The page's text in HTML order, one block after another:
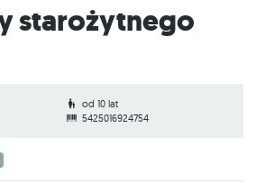
od 10 lat
5425016924754